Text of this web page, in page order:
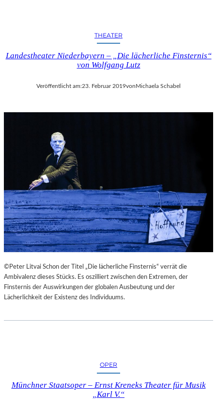
THEATER
Landestheater Niederbayern – „Die lächerliche Finsternis“
von Wolfgang Lutz
Veröffentlicht am:23. Februar 2019vonMichaela Schabel
©Peter Litvai Schon der Titel „Die lächerliche Finsternis“ verrät die
Ambivalenz dieses Stücks. Es oszilliert zwischen den Extremen, der
Finsternis der Auswirkungen der globalen Ausbeutung und der
Lächerlichkeit der Existenz des Individuums.
OPER
Münchner Staatsoper – Ernst Kreneks Theater für Musik
„Karl V.“